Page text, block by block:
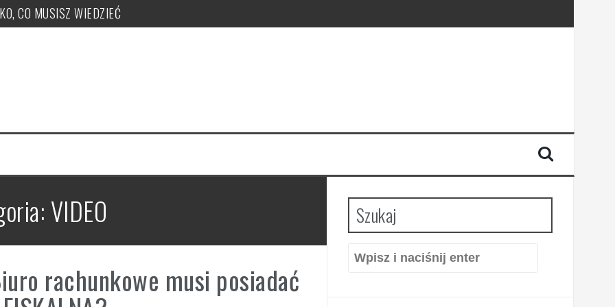
CO MUSISZ WIEDZIEĆ
musisz wiedzieć! PUŁAPKI!
jak je nadawać?
ryczałt w tym roku?
VIDEO
rachunkowe musi posiadać
Szukaj
Szukaj: